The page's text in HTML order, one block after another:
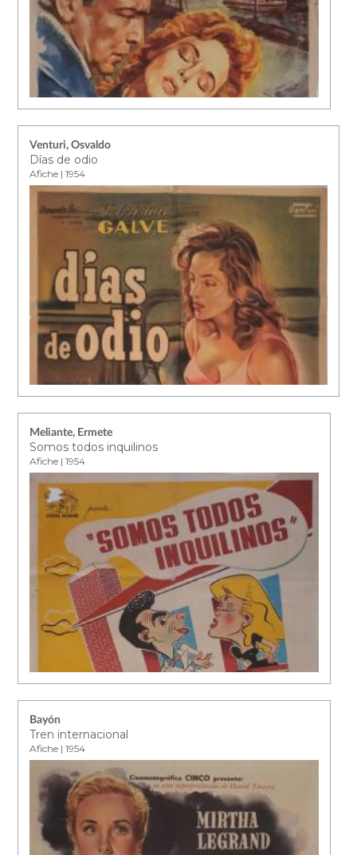
Venturi, Osvaldo
Días de odio
Afiche | 1954
Meliante, Ermete
Somos todos inquilinos
Afiche | 1954
Bayón
Tren internacional
Afiche | 1954